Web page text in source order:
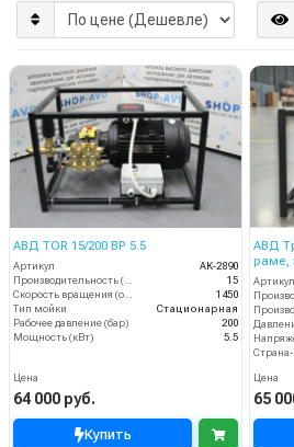
АВД TOR 15/200 BP 5.5
Артикул
AK-2890
15
1450
Тип мойки
Стационарная
Рабочее давление (бар)
200
Мощность (кВт)
5.5
Цена
64 000 руб.
Купить
АВД
Артикул
Цена
65